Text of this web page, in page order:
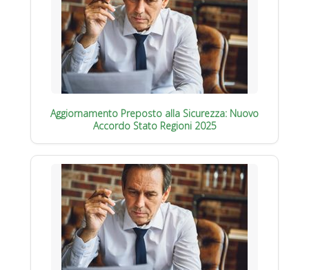
Aggiornamento Preposto alla Sicurezza: Nuovo
Accordo Stato Regioni 2025